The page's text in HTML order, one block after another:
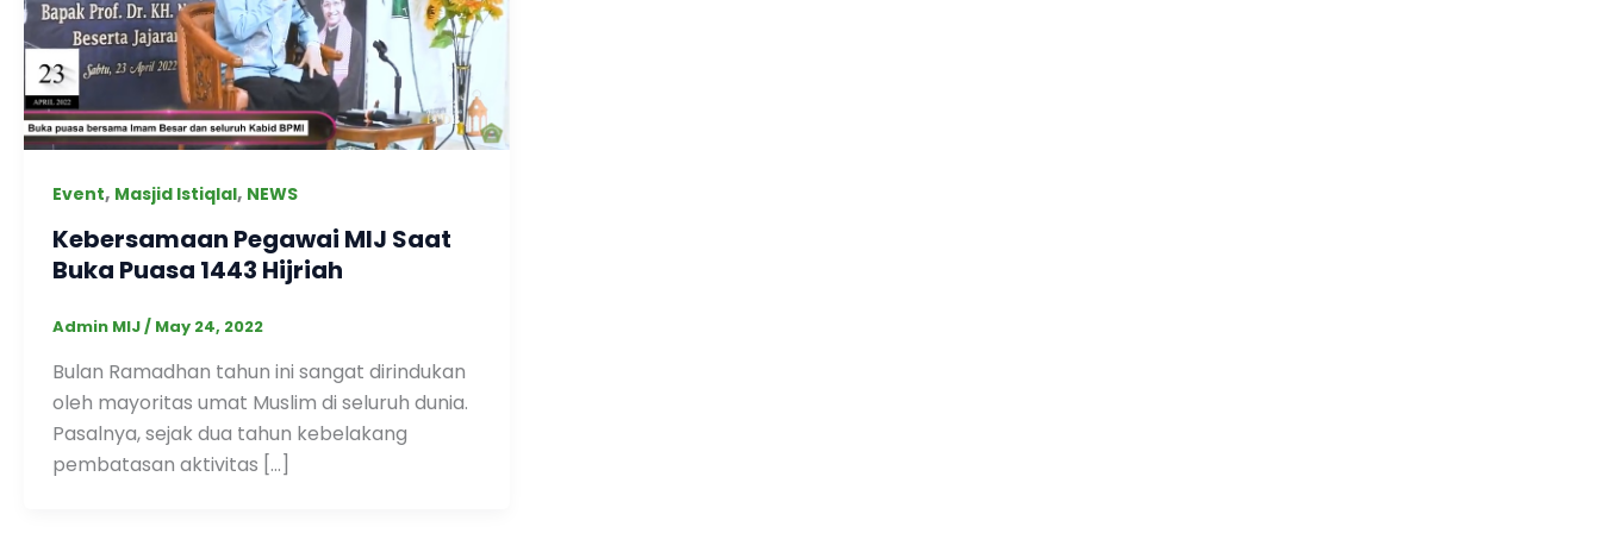
Event, Masjid Istiqlal, NEWS
Kebersamaan Pegawai MIJ Saat
Buka Puasa 1443 Hijriah
Admin MIJ/ May 24, 2022
Bulan Ramadhan tahun ini sangat dirindukan
oleh mayoritas umat Muslim di seluruh dunia.
Pasalnya, sejak dua tahun kebelakang
pembatasan aktivitas […]